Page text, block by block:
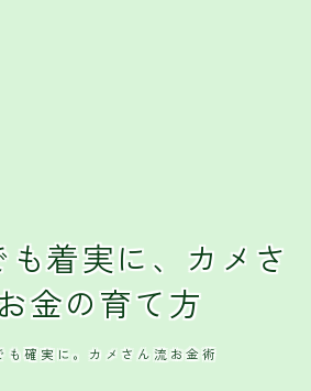
も着実に、カメさ
金の育て方
も確実に。カメさん流お金術